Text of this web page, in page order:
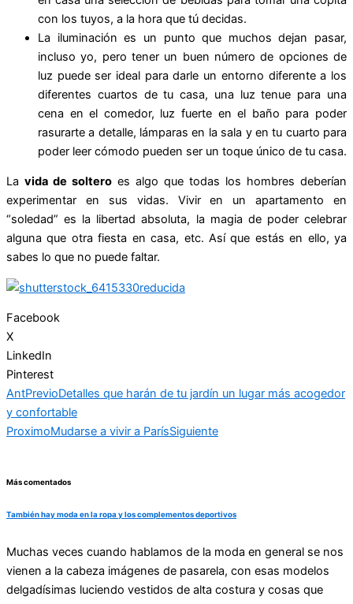
con los tuyos, a la hora que tú decidas.
La iluminación es un punto que muchos dejan pasar,
incluso yo, pero tener un buen número de opciones de
luz puede ser ideal para darle un entorno diferente a los
diferentes cuartos de tu casa, una luz tenue para una
cena en el comedor, luz fuerte en el baño para poder
rasurarte a detalle, lámparas en la sala y en tu cuarto para
poder leer cómodo pueden ser un toque único de tu casa.
La vida de soltero es algo que todas los hombres deberían
experimentar en sus vidas. Vivir en un apartamento en
“soledad” es la libertad absoluta, la magia de poder celebrar
alguna que otra fiesta en casa, etc. Así que estás en ello, ya
sabes lo que no puede faltar.
Facebook
X
LinkedIn
Pinterest
AntPrevioDetalles que harán de tu jardín un lugar más acogedor
y confortable
ProximoMudarse a vivir a ParísSiguiente
Más comentados
También hay moda en la ropa y los complementos deportivos
Muchas veces cuando hablamos de la moda en general se nos
vienen a la cabeza imágenes de pasarela, con esas modelos
delgadísimas luciendo vestidos de alta costura y cosas que